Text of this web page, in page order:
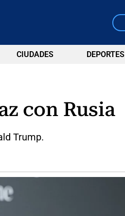
CIUDADES DEPORTES
con Rusia
Trump.